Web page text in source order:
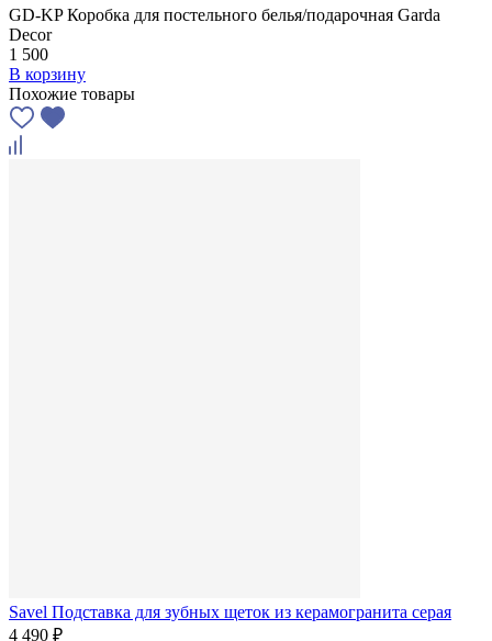
GD-KP Коробка для постельного белья/подарочная Garda
Decor
1 500
В корзину
Похожие товары
Savel Подставка для зубных щеток из керамогранита серая
4 490 ₽